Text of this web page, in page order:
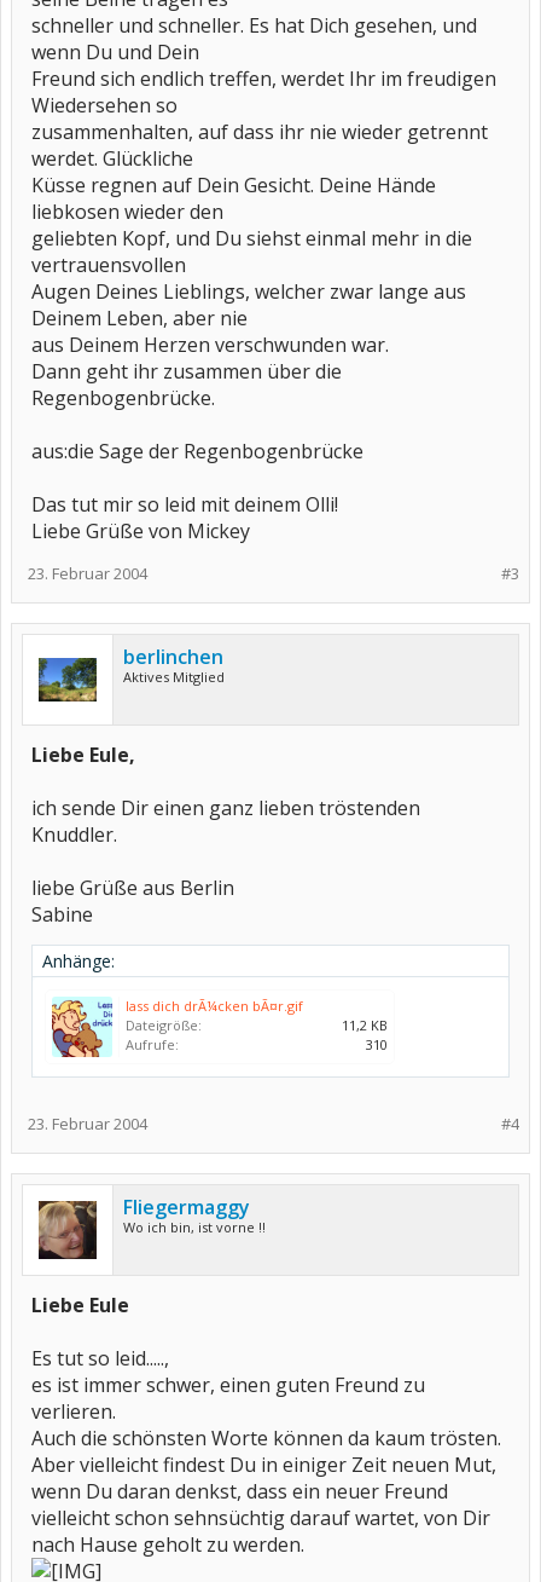
schneller und schneller. Es hat Dich gesehen, und
wenn Du und Dein
Freund sich endlich treffen, werdet Ihr im freudigen
Wiedersehen so
zusammenhalten, auf dass ihr nie wieder getrennt
werdet. Glückliche
Küsse regnen auf Dein Gesicht. Deine Hände
liebkosen wieder den
geliebten Kopf, und Du siehst einmal mehr in die
vertrauensvollen
Augen Deines Lieblings, welcher zwar lange aus
Deinem Leben, aber nie
aus Deinem Herzen verschwunden war.
Dann geht ihr zusammen über die
Regenbogenbrücke.
aus:die Sage der Regenbogenbrücke
Das tut mir so leid mit deinem Olli!
Liebe Grüße von Mickey
#3
23. Februar 2004
berlinchen
Aktives Mitglied
Liebe Eule,
ich sende Dir einen ganz lieben tröstenden
Knuddler.
liebe Grüße aus Berlin
Sabine
Anhänge:
lass dich drÃ¼cken bÃ¤r.gif
Dateigröße:
11,2 KB
Aufrufe:
310
#4
23. Februar 2004
Fliegermaggy
Wo ich bin, ist vorne !!
Liebe Eule
Es tut so leid.....,
es ist immer schwer, einen guten Freund zu
verlieren.
Auch die schönsten Worte können da kaum trösten.
Aber vielleicht findest Du in einiger Zeit neuen Mut,
wenn Du daran denkst, dass ein neuer Freund
vielleicht schon sehnsüchtig darauf wartet, von Dir
nach Hause geholt zu werden.